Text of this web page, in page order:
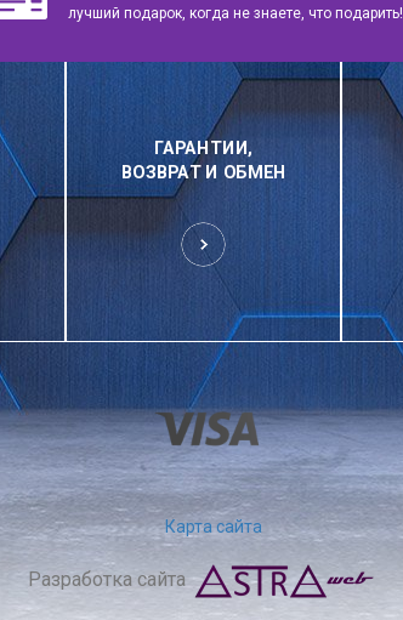
лучший подарок, когда не знаете, что подарить!
ГАРАНТИИ,
ВОЗВРАТ И ОБМЕН
Карта сайта
Разработка сайта